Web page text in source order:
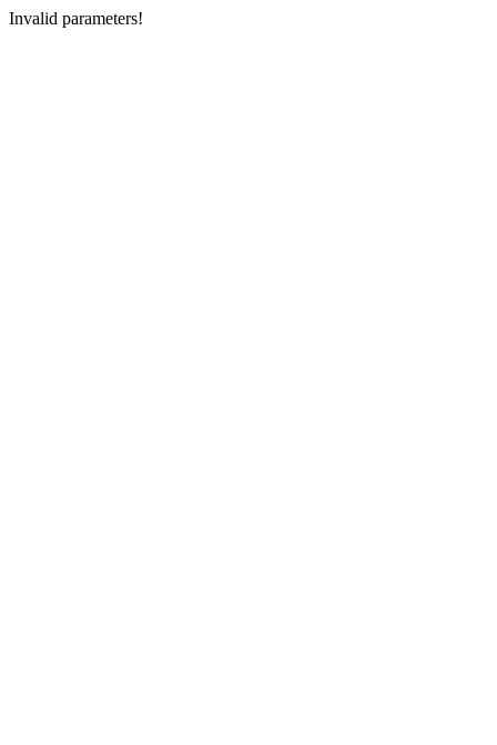
Invalid parameters!